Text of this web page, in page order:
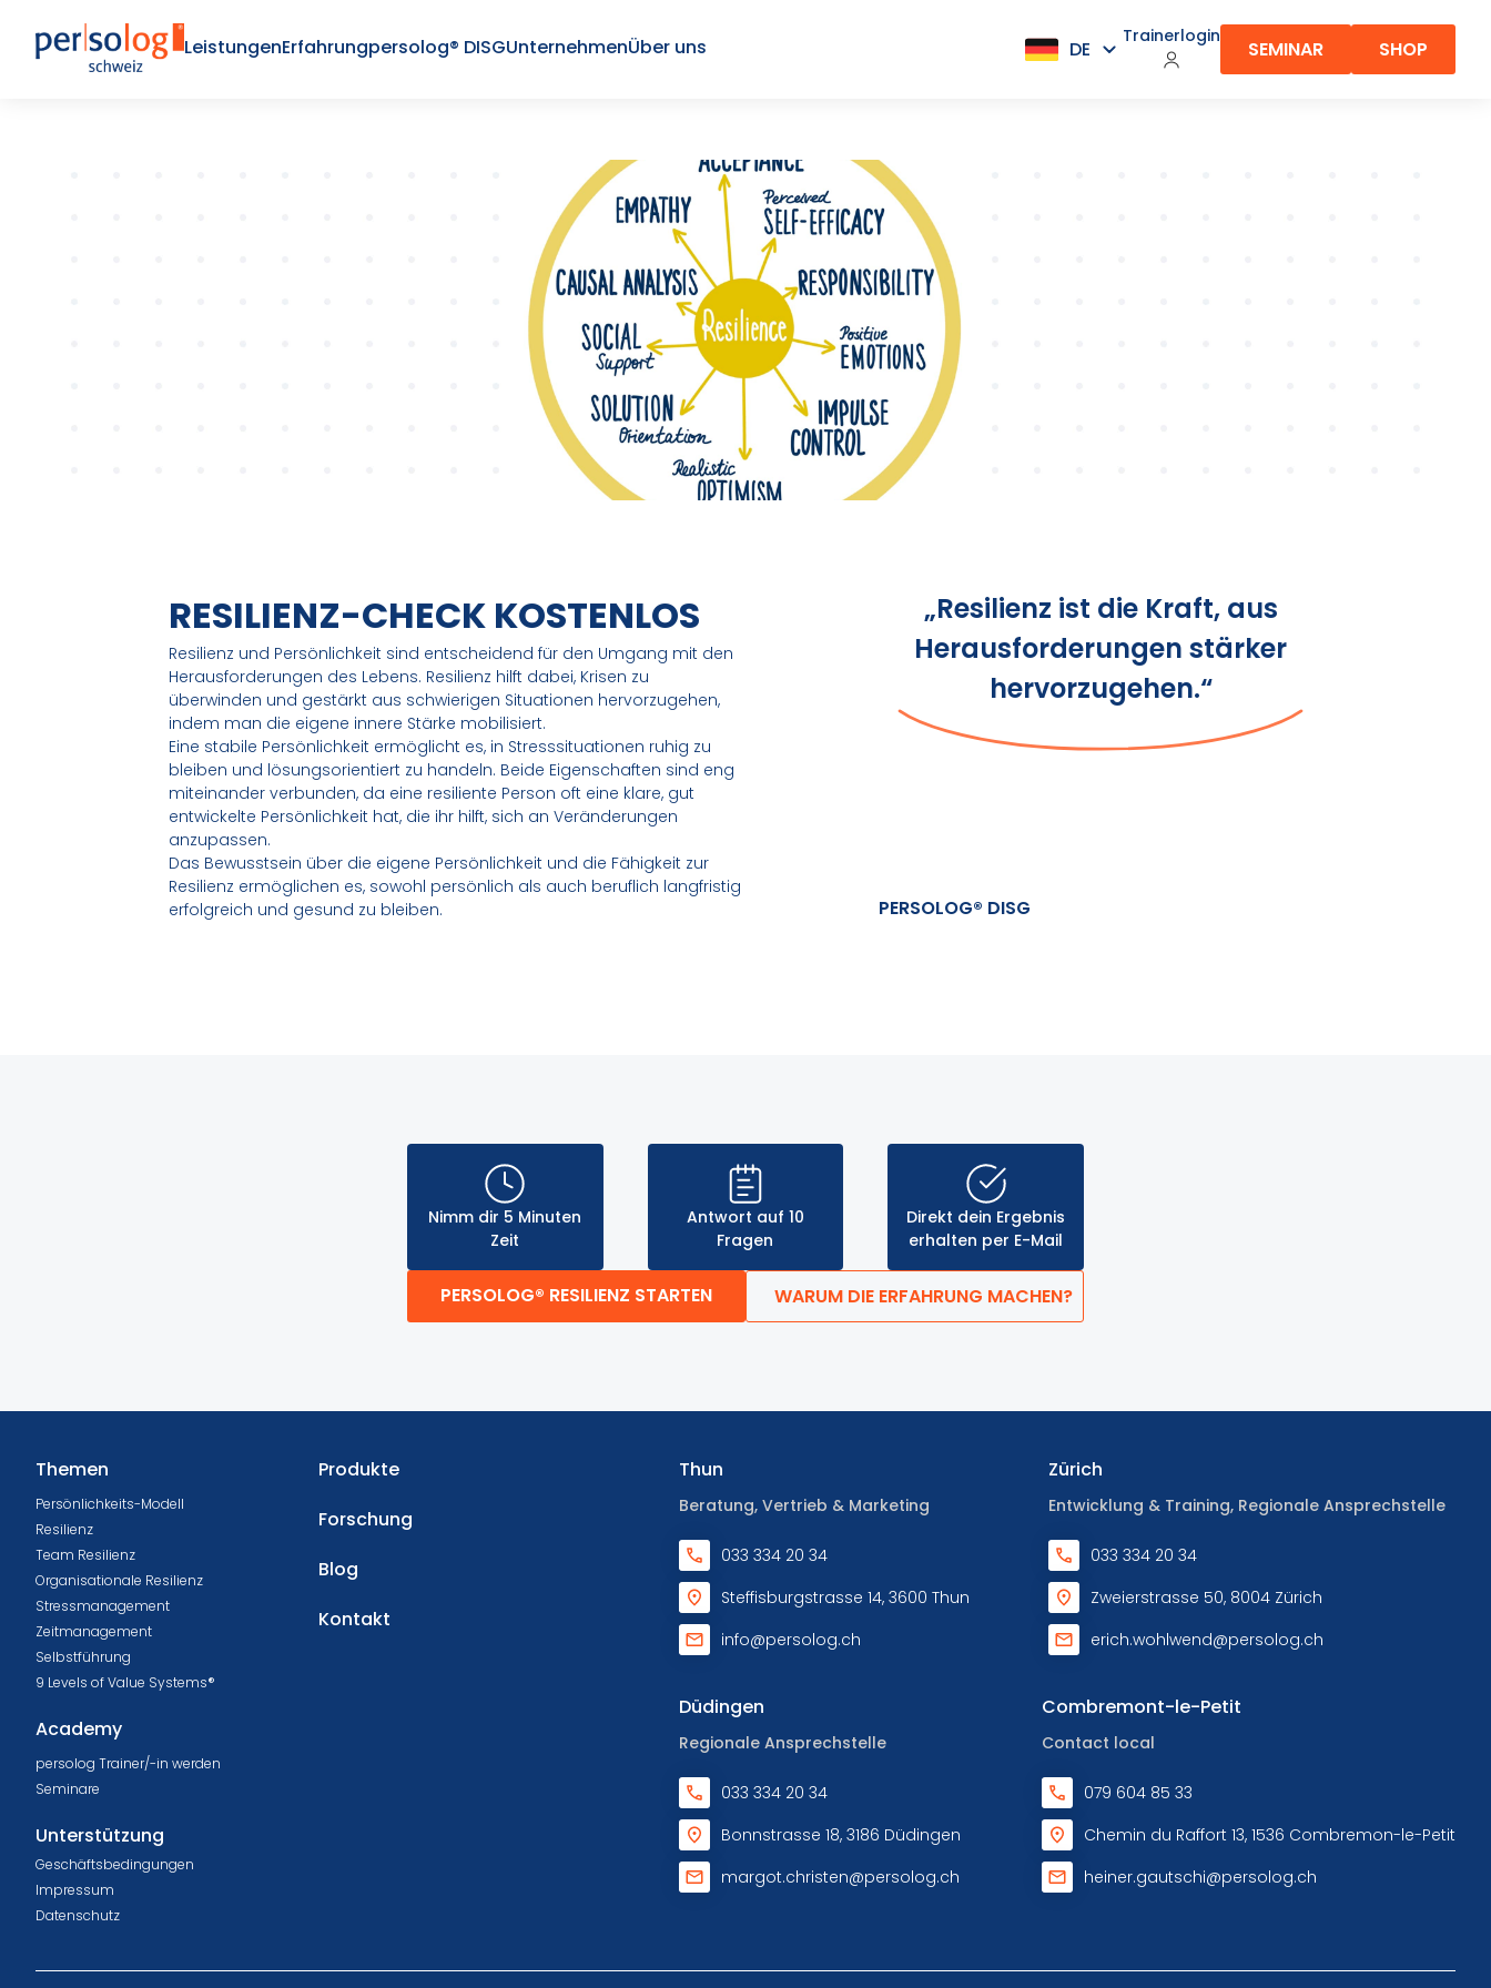
LeistungenErfahrungpersolog® DISGUnternehmenÜber uns Trainerlogin
SEMINAR SHOP
RESILIENZ-CHECK KOSTENLOS
Resilienz und Persönlichkeit sind entscheidend für den Umgang mit den
Herausforderungen des Lebens. Resilienz hilft dabei, Krisen zu
überwinden und gestärkt aus schwierigen Situationen hervorzugehen,
indem man die eigene innere Stärke mobilisiert.
Eine stabile Persönlichkeit ermöglicht es, in Stresssituationen ruhig zu
bleiben und lösungsorientiert zu handeln. Beide Eigenschaften sind eng
miteinander verbunden, da eine resiliente Person oft eine klare, gut
entwickelte Persönlichkeit hat, die ihr hilft, sich an Veränderungen
anzupassen.
Das Bewusstsein über die eigene Persönlichkeit und die Fähigkeit zur
Resilienz ermöglichen es, sowohl persönlich als auch beruflich langfristig
erfolgreich und gesund zu bleiben.
„Resilienz ist die Kraft, aus
Herausforderungen stärker
hervorzugehen.“
PERSOLOG® DISG
Nimm dir 5 Minuten
Zeit
Antwort auf 10
Fragen
Direkt dein Ergebnis
erhalten per E-Mail
PERSOLOG® RESILIENZ STARTEN WARUM DIE ERFAHRUNG MACHEN?
Themen
Persönlichkeits-Modell
Resilienz
Team Resilienz
Organisationale Resilienz
Stressmanagement
Zeitmanagement
Selbstführung
9 Levels of Value Systems®
Produkte
Forschung
Blog
Kontakt
Academy
persolog Trainer/-in werden
Seminare
Unterstützung
Geschäftsbedingungen
Impressum
Datenschutz
Thun
Beratung, Vertrieb & Marketing
033 334 20 34
Steffisburgstrasse 14, 3600 Thun
info@persolog.ch
Zürich
Entwicklung & Training, Regionale Ansprechstelle
033 334 20 34
Zweierstrasse 50, 8004 Zürich
erich.wohlwend@persolog.ch
Düdingen
Regionale Ansprechstelle
033 334 20 34
Bonnstrasse 18, 3186 Düdingen
margot.christen@persolog.ch
Combremont-le-Petit
Contact local
079 604 85 33
Chemin du Raffort 13, 1536 Combremon-le-Petit
heiner.gautschi@persolog.ch